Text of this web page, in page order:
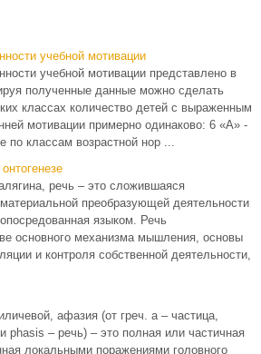
учебной мотивации
учебной мотивации представлено в
полученные данные можно сделать
классах количество детей с выраженным
мотивации примерно одинаково: 6 «А» -
по классам возрастной нор ...
речь – это сложившаяся
преобразующей деятельности
языком. Речь
основного механизма мышления, основы
и контроля собственной деятельности,
афазия (от греч. а – частица,
phasis – речь) – это полная или частичная
локальными поражениями головного